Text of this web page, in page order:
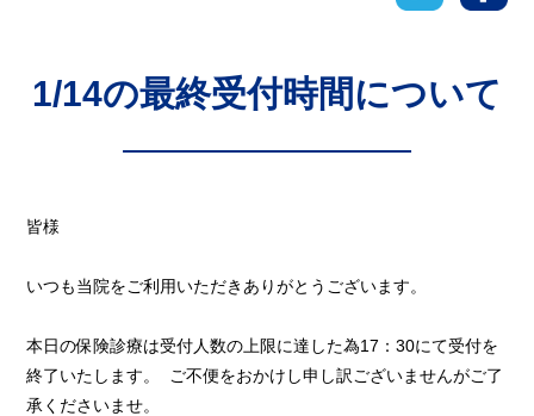
1/14の最終受付時間について
皆様
いつも当院をご利用いただきありがとうございます。
本日の保険診療は受付人数の上限に達した為17：30にて受付を
終了いたします。 ご不便をおかけし申し訳ございませんがご了
承くださいませ。